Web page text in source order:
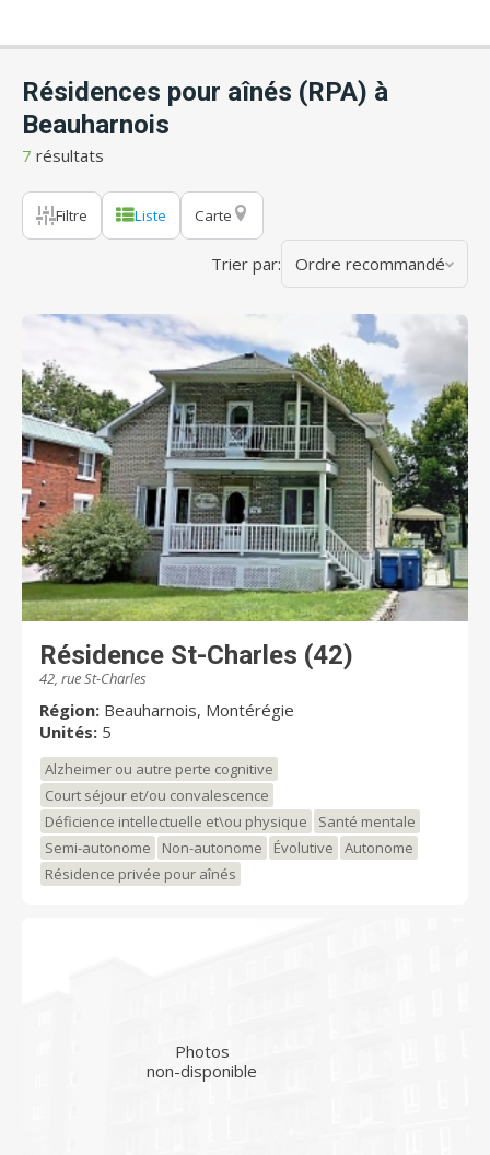
Résidences pour aînés (RPA) à
Beauharnois
7 résultats
Filtre Liste Carte
Trier par: Ordre recommandé
Résidence St-Charles (42)
42, rue St-Charles
Région: Beauharnois, Montérégie
Unités: 5
Alzheimer ou autre perte cognitive
Court séjour et/ou convalescence
Déficience intellectuelle et\ou physique
Santé mentale
Semi-autonome
Non-autonome Évolutive
Autonome
Résidence privée pour aînés
Photos
non-disponible